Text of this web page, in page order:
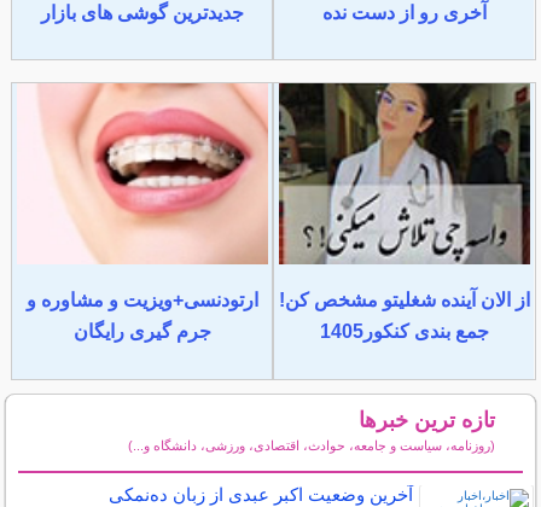
آخری رو از دست نده
جدیدترین گوشی های بازار
از الان آینده شغلیتو مشخص کن!
جمع بندی کنکور1405
ارتودنسی+ویزیت و مشاوره و
جرم گیری رایگان
تازه ترین خبرها
(روزنامه، سیاست و جامعه، حوادث، اقتصادی، ورزشی، دانشگاه و...)
آخرین وضعیت اکبر عبدی از زبان ده‌نمکی